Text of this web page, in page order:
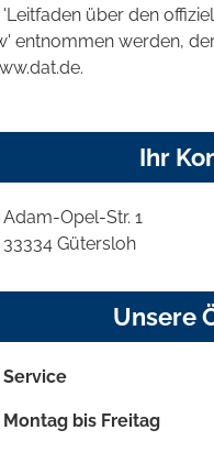
über den
entnommen werden,
Ihr
Adam-Opel-Str. 1
33334 Gütersloh
Unsere
Service
Montag bis Freitag